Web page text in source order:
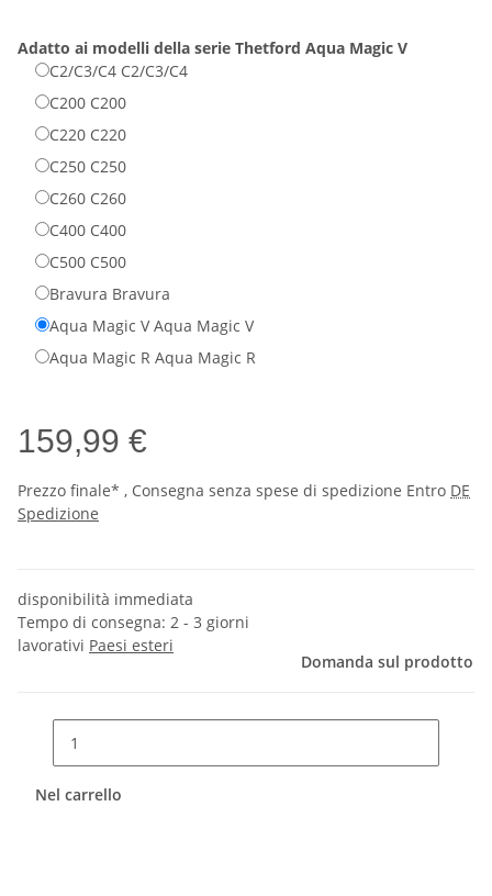
Adatto ai modelli della serie Thetford Aqua Magic V
C2/C3/C4 C2/C3/C4
C200 C200
C220 C220
C250 C250
C260 C260
C400 C400
C500 C500
Bravura Bravura
Aqua Magic VAqua Magic V
Aqua Magic R Aqua Magic R
159,99 €
Prezzo finale* , Consegna senza spese di spedizione Entro DE
Spedizione
disponibilità immediata
Tempo di consegna: 2 - 3 giorni
lavorativi Paesi esteri
Domanda sul prodotto
Nel carrello